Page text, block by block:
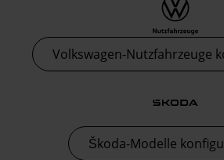
Volkswagen-Nutzfahrzeuge
Škoda-Modelle